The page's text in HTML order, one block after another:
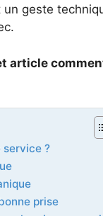
un geste
article
service ?
prise